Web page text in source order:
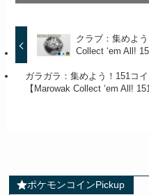
クラブ：集めよ
Collect ‘em All!
ガラガラ：集めよう！151コ
【Marowak Collect ‘em All!
ポケモンコインPickup